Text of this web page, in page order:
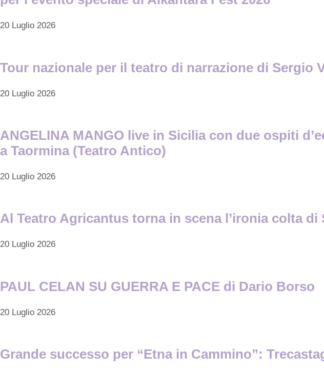
20 Luglio 2026
Tour nazionale per il teatro di narrazione di Sergio
20 Luglio 2026
ANGELINA MANGO live in Sicilia con due ospiti
a Taormina (Teatro Antico)
20 Luglio 2026
Al Teatro Agricantus torna in scena l’ironia colta di
20 Luglio 2026
PAUL CELAN SU GUERRA E PACE di Dario Borso
20 Luglio 2026
Grande successo per “Etna in Cammino”: